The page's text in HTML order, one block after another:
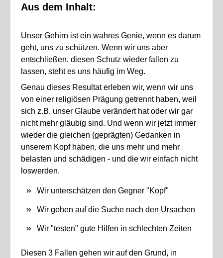
Aus dem Inhalt:
Unser Gehirn ist ein wahres Genie, wenn es darum
geht, uns zu schützen. Wenn wir uns aber
entschließen, diesen Schutz wieder fallen zu
lassen, steht es uns häufig im Weg.
Genau dieses Resultat erleben wir, wenn wir uns
von einer religiösen Prägung getrennt haben, weil
sich z.B. unser Glaube verändert hat oder wir gar
nicht mehr gläubig sind. Und wenn wir jetzt immer
wieder die gleichen (geprägten) Gedanken in
unserem Kopf haben, die uns mehr und mehr
belasten und schädigen - und die wir einfach nicht
loswerden.
Wir unterschätzen den Gegner "Kopf"
Wir gehen auf die Suche nach den Ursachen
Wir "testen" gute Hilfen in schlechten Zeiten
Diesen 3 Fallen gehen wir auf den Grund, in